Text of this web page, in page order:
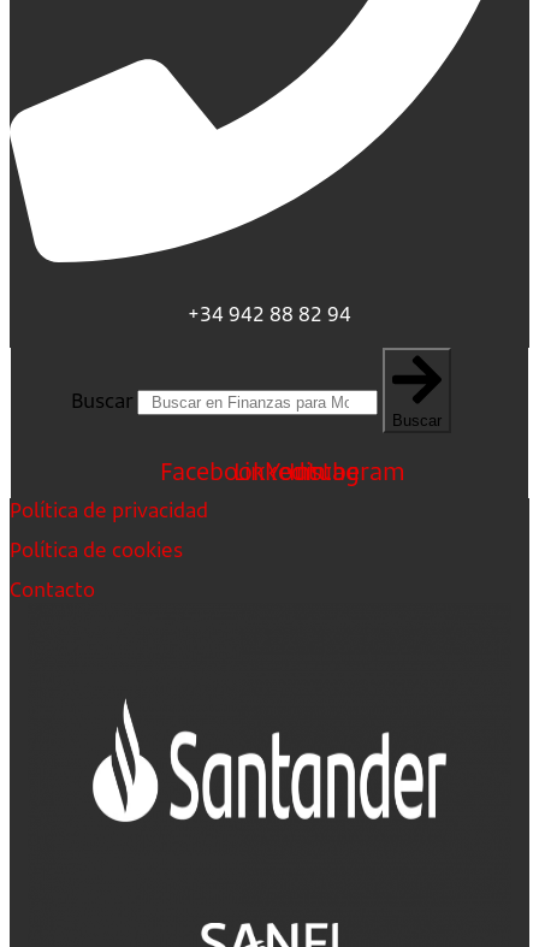
+34 942 88 82 94
Buscar
Buscar
FacebookLinkedin
Youtube
Instagram
Política de privacidad
Política de cookies
Contacto